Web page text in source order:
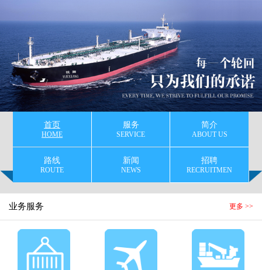
首页
HOME
服务
SERVICE
简介
ABOUT US
路线
ROUTE
新闻
NEWS
招聘
RECRUITMEN
业务服务 更多 >>